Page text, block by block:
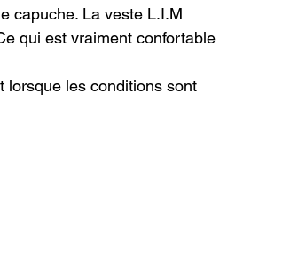
capuche. La veste L.I.M
qui est vraiment confortable
lorsque les conditions sont